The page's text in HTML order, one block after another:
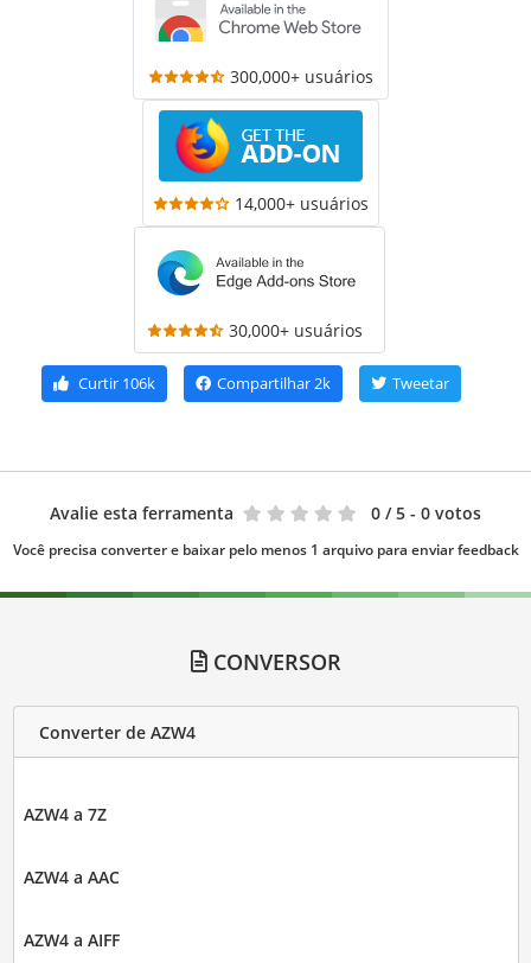
300,000+ usuários
14,000+ usuários
30,000+ usuários
Curtir 106k Compartilhar2k Tweetar
Avalie esta ferramenta 0 / 5 - 0 votos
Você precisa converter e baixar pelo menos 1 arquivo para enviar feedback
CONVERSOR
Converter de AZW4
AZW4 a 7Z
AZW4 a AAC
AZW4 a AIFF